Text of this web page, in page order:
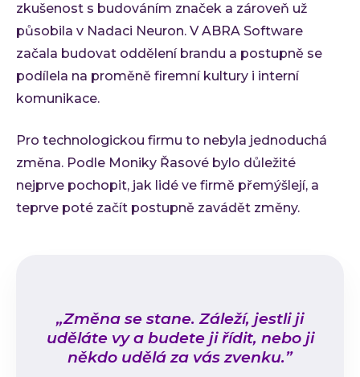
zkušenost s budováním značek a zároveň už
působila v Nadaci Neuron. V ABRA Software
začala budovat oddělení brandu a postupně se
podílela na proměně firemní kultury i interní
komunikace.
Pro technologickou firmu to nebyla jednoduchá
změna. Podle Moniky Řasové bylo důležité
nejprve pochopit, jak lidé ve firmě přemýšlejí, a
teprve poté začít postupně zavádět změny.
„Změna se stane. Záleží, jestli ji
uděláte vy a budete ji řídit, nebo ji
někdo udělá za vás zvenku.”